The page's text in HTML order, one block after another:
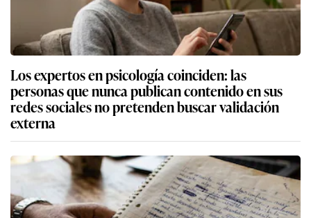
Los expertos en psicología coinciden: las
personas que nunca publican contenido en sus
redes sociales no pretenden buscar validación
externa